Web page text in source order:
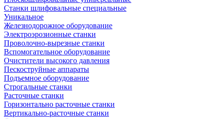
Станки шлифовальные специальные
Уникальное
Железнодорожное оборудование
Электроэрозионные станки
Проволочно-вырезные станки
Вспомогательное оборудование
Очистители высокого давления
Пескоструйные аппараты
Подъемное оборудование
Строгальные станки
Расточные станки
Горизонтально расточные станки
Вертикально-расточные станки